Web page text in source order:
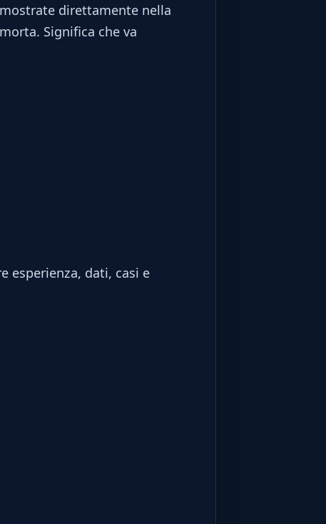
direttamente nella
Significa che va
esperienza, dati, casi e